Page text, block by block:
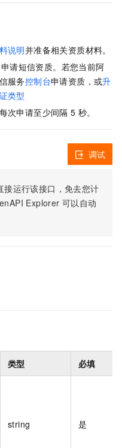
说明并准备相关资质材料。
请短信资质。若您当前阿
服务控制台申请资质，或升
类型
次申请至少间隔 5 秒。
接运行该接口，免去您计
Explorer 可以自动
调试
类型 必填
string 是